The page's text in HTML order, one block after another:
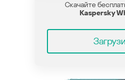
Скачайте
Kaspersky